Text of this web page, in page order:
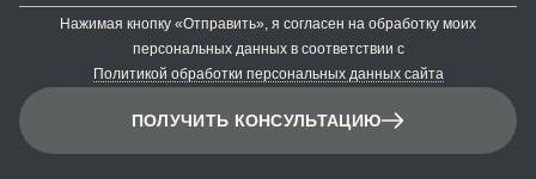
ПОЛУЧИТЬ КОНСУЛЬТАЦИЮ
Нажимая кнопку «Отправить», я согласен на обработку моих
персональных данных в соответствии с
Политикой обработки персональных данных сайта